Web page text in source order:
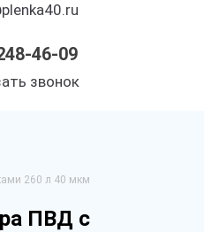
46-09
звонок
260 л 40 мкм
ПВД с